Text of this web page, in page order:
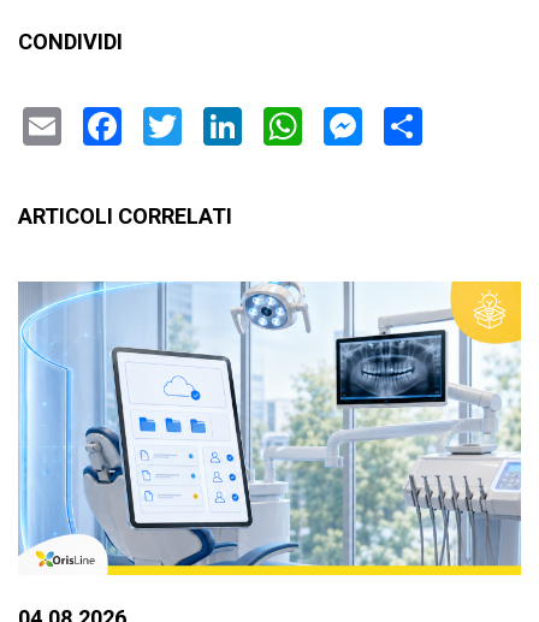
CONDIVIDI
EmailFacebook
TwitterLinkedInWhatsApp
ARTICOLI CORRELATI